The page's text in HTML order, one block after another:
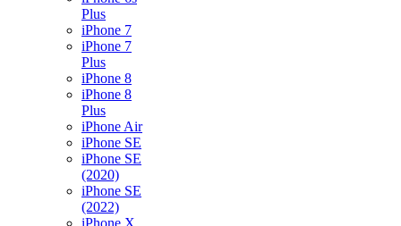
Plus
iPhone 7
iPhone 7
Plus
iPhone 8
iPhone 8
Plus
iPhone Air
iPhone SE
iPhone SE
(2020)
iPhone SE
(2022)
iPhone X